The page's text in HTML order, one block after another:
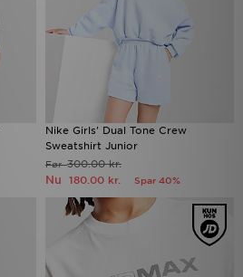
Nike Girls' Dual Tone Crew
Sweatshirt Junior
Før300.00 kr.
Nu 180.00 kr. Spar 40%